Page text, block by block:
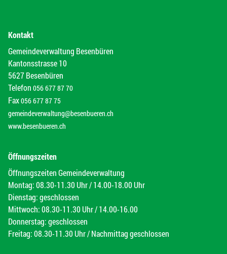
Kontakt
Gemeindeverwaltung Besenbüren
Kantonsstrasse 10
5627 Besenbüren
Telefon 056 677 87 70
Fax056 677 87 75
gemeindeverwaltung@besenbueren.ch
www.besenbueren.ch
Öffnungszeiten
Öffnungszeiten Gemeindeverwaltung
Montag: 08.30-11.30 Uhr / 14.00-18.00 Uhr
Dienstag: geschlossen
Mittwoch: 08.30-11.30 Uhr / 14.00-16.00
Donnerstag: geschlossen
Freitag: 08.30-11.30 Uhr / Nachmittag geschlossen